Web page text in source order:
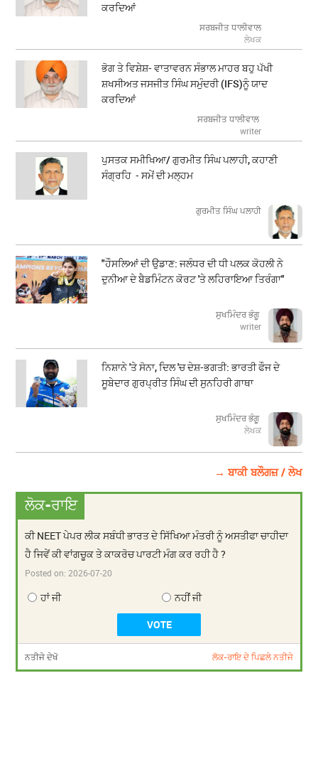
ਕਰਦਿਆਂ
ਸਰਬਜੀਤ ਧਾਲੀਵਾਲ
ਲੇਖਕ
ਭੋਗ ਤੇ ਵਿਸ਼ੇਸ਼- ਵਾਤਾਵਰਨ ਸੰਭਾਲ ਮਾਹਰ ਬਹੁ ਪੱਖੀ
ਸ਼ਖਸੀਅਤ ਜਸਜੀਤ ਸਿੰਘ ਸਮੁੰਦਰੀ (IFS)ਨੂੰ ਯਾਦ
ਕਰਦਿਆਂ
ਸਰਬਜੀਤ ਧਾਲੀਵਾਲ
writer
ਪੁਸਤਕ ਸਮੀਖਿਆ/ ਗੁਰਮੀਤ ਸਿੰਘ ਪਲਾਹੀ, ਕਹਾਣੀ
ਸੰਗ੍ਰਹਿ - ਸਮੇਂ ਦੀ ਮਲ੍ਹਮ
ਗੁਰਮੀਤ ਸਿੰਘ ਪਲਾਹੀ
"ਹੌਸਲਿਆਂ ਦੀ ਉਡਾਣ: ਜਲੰਧਰ ਦੀ ਧੀ ਪਲਕ ਕੋਹਲੀ ਨੇ
ਦੁਨੀਆ ਦੇ ਬੈਡਮਿੰਟਨ ਕੋਰਟ 'ਤੇ ਲਹਿਰਾਇਆ ਤਿਰੰਗਾ"
ਸੁਖਮਿੰਦਰ ਭੰਗੂ
writer
ਨਿਸ਼ਾਨੇ 'ਤੇ ਸੋਨਾ, ਦਿਲ 'ਚ ਦੇਸ਼-ਭਗਤੀ: ਭਾਰਤੀ ਫੌਜ ਦੇ
ਸੂਬੇਦਾਰ ਗੁਰਪ੍ਰੀਤ ਸਿੰਘ ਦੀ ਸੁਨਹਿਰੀ ਗਾਥਾ
ਸੁਖਮਿੰਦਰ ਭੰਗੂ
ਲੇਖਕ
→ ਬਾਕੀ ਬਲੌਗਜ਼ / ਲੇਖ
ਲੋਕ-ਰਾਇ
ਕੀ NEET ਪੇਪਰ ਲੀਕ ਸਬੰਧੀ ਭਾਰਤ ਦੇ ਸਿੱਖਿਆ ਮੰਤਰੀ ਨੂੰ ਅਸਤੀਫਾ ਚਾਹੀਦਾ
ਹੈ ਜਿਵੇਂ ਕੀ ਵਾਂਗਚੂਕ ਤੇ ਕਾਕਰੋਚ ਪਾਰਟੀ ਮੰਗ ਕਰ ਰਹੀ ਹੈ ?
Posted on:2026-07-20
ਹਾਂ ਜੀ ਨਹੀਂ ਜੀ
ਨਤੀਜੇ ਦੇਖੋ ਲੋਕ-ਰਾਇ ਦੇ ਪਿਛਲੇ ਨਤੀਜੇ